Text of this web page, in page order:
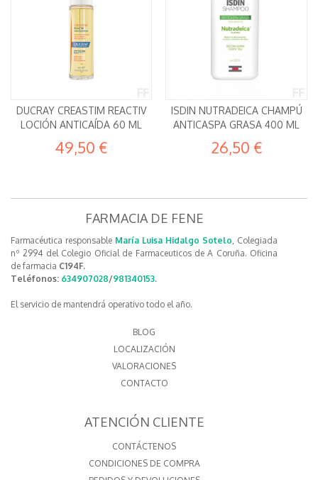
DUCRAY CREASTIM REACTIV
LOCIÓN ANTICAÍDA 60 ML
49,50 €
ISDIN NUTRADEICA CHAMPÚ
ANTICASPA GRASA 400 ML
26,50 €
FARMACIA DE FENE
Farmacéutica responsable María Luisa Hidalgo Sotelo, Colegiada
nº 2994 del Colegio Oficial de Farmaceuticos de A Coruña. Oficina
de farmacia C194F.
Teléfonos: 634907028/981340153.
El servicio de mantendrá operativo todo el año.
BLOG
LOCALIZACIÓN
VALORACIONES
CONTACTO
ATENCIÓN CLIENTE
CONTÁCTENOS
CONDICIONES DE COMPRA